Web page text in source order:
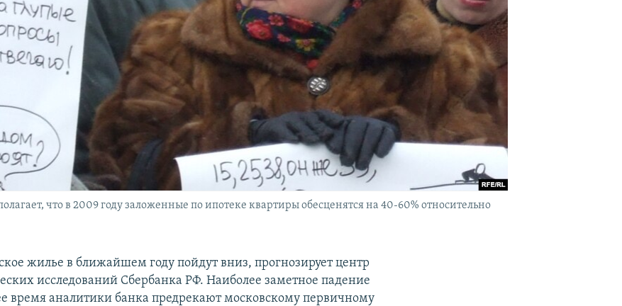
что в 2009 году заложенные по ипотеке квартиры обесценятся на 40-60% относительно
жилье в ближайшем году пойдут вниз, прогнозирует центр
исследований Сбербанка РФ. Наиболее заметное падение
время аналитики банка предрекают московскому первичному